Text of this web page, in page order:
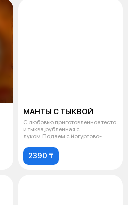
МАНТЫ С ТЫКВОЙ
С любовью приготовленное тесто
и тыква,рубленная с
луком.Подаем с йогуртово-
2390 ₸